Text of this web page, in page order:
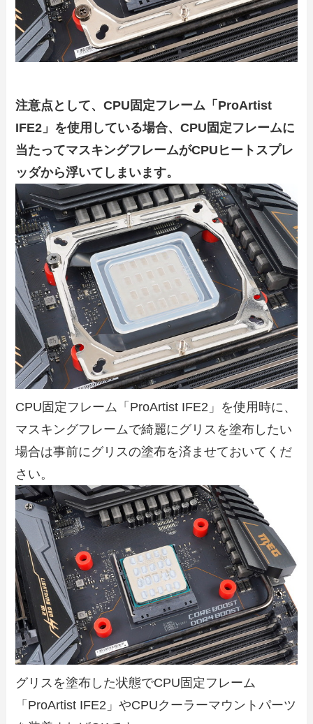
注意点として、CPU固定フレーム「ProArtist
IFE2」を使用している場合、CPU固定フレームに
当たってマスキングフレームがCPUヒートスプレ
ッダから浮いてしまいます。
CPU固定フレーム「ProArtist IFE2」を使用時に、
マスキングフレームで綺麗にグリスを塗布したい
場合は事前にグリスの塗布を済ませておいてくだ
さい。
グリスを塗布した状態でCPU固定フレーム
「ProArtist IFE2」やCPUクーラーマウントパーツ